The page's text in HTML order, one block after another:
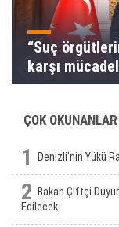
“Suç
karşı
ÇOK OKUNANLAR
1 Denizli'nin Yükü
2
Bakan Çiftçi
Edilecek